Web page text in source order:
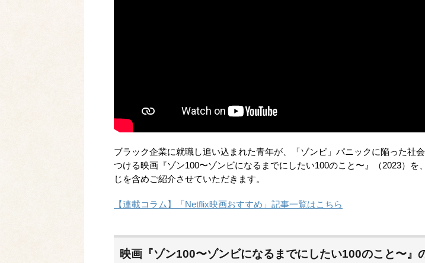
ブラック企業に就職し追い込まれた青年が、「ゾンビ」パニックに陥った社
つける映画『ゾン100〜ゾンビになるまでにしたい100のこと〜』（2023）を
じを含めご紹介させていただきます。
【連載コラム】「Netflix映画おすすめ」記事一覧はこちら
映画『ゾン100〜ゾンビになるまでにしたい100のこと〜』